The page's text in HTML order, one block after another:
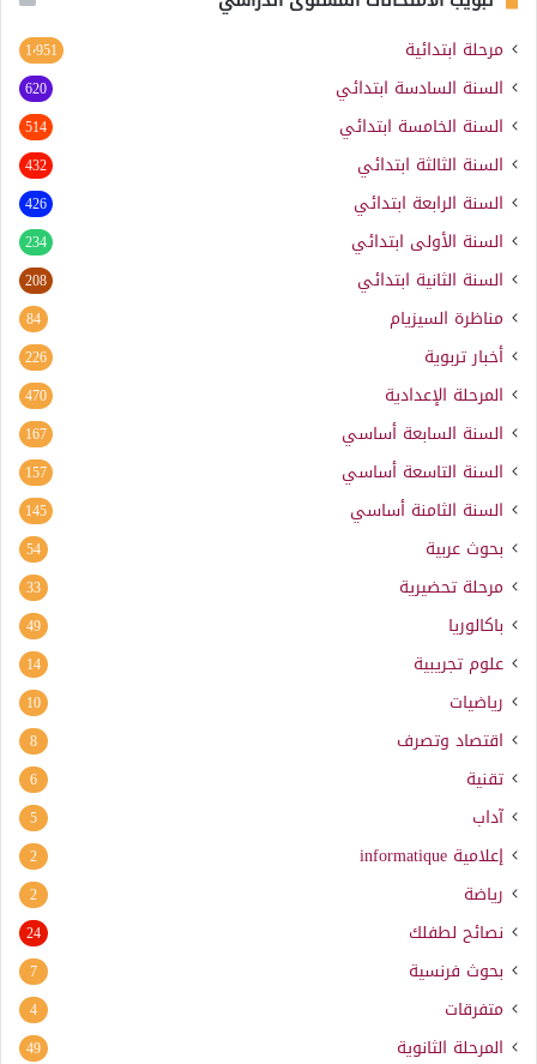
مرحلة ابتدائية 1٬951
السنة السادسة ابتدائي 620
السنة الخامسة ابتدائي 514
السنة الثالثة ابتدائي 432
السنة الرابعة ابتدائي 426
السنة الأولى ابتدائي 234
السنة الثانية ابتدائي 208
مناظرة السيزيام 84
أخبار تربوية 226
المرحلة الإعدادية 470
السنة السابعة أساسي 167
السنة التاسعة أساسي 157
السنة الثامنة أساسي 145
بحوث عربية 54
مرحلة تحضيرية 33
باكالوريا 49
علوم تجريبية 14
رياضيات 10
اقتصاد وتصرف 8
تقنية 6
آداب 5
إعلامية informatique
2
رياضة 2
نصائح لطفلك 24
بحوث فرنسية 7
متفرقات 4
المرحلة الثانوية 49